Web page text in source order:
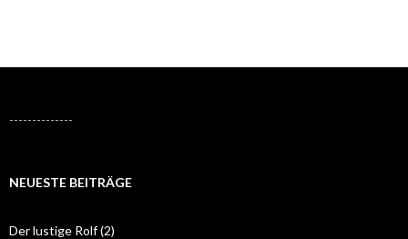
--------------
NEUESTE BEITRÄGE
Der lustige Rolf (2)